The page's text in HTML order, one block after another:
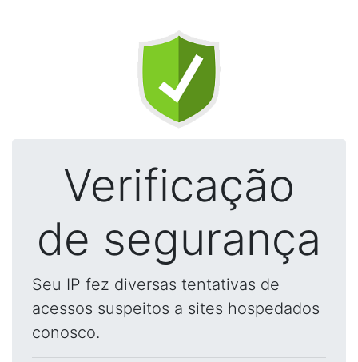
Verificação
de segurança
Seu IP fez diversas tentativas de
acessos suspeitos a sites hospedados
conosco.